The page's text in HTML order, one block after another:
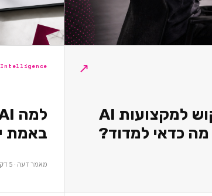
מפת הביקוש למקצועות AI
↗
באמת
מאמר דעה · 5 דקות